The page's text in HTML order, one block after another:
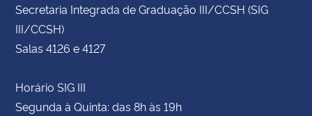
Secretaria Integrada de Graduação III/CCSH (SIG
III/CCSH)
Salas 4126 e 4127
Horário SIG III
Segunda à Quinta: das 8h às 19h